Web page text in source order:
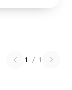
1 / 1